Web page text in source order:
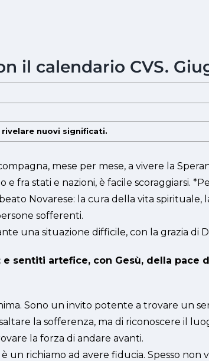
il calendario CVS.
nuovi significati.
mese per mese, a vivere la
fra stati e nazioni, è facile scoraggiarsi.
Novarese: la cura della vita spirituale,
sofferenti.
una situazione difficile, con la grazia di
sentiti artefice, con Gesù, della
Sono un invito potente a trovare un
la sofferenza, ma di riconoscere il
la forza di andare avanti.
un richiamo ad avere fiducia. Spesso